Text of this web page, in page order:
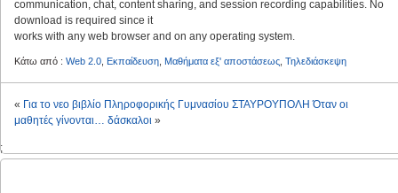
communication, chat, content sharing, and session recording capabilities. No
download is required since it
works with any web browser and on any operating system.
Κάτω από : Web 2.0 Εκπαίδευση Μαθήματα εξ' αποστάσεως Τηλεδιάσκεψη
« Για το νεο βιβλίο Πληροφορικής Γυμνασίου ΣΤΑΥΡΟΥΠΟΛΗ Όταν οι
μαθητές γίνονται… δάσκαλοι »
;